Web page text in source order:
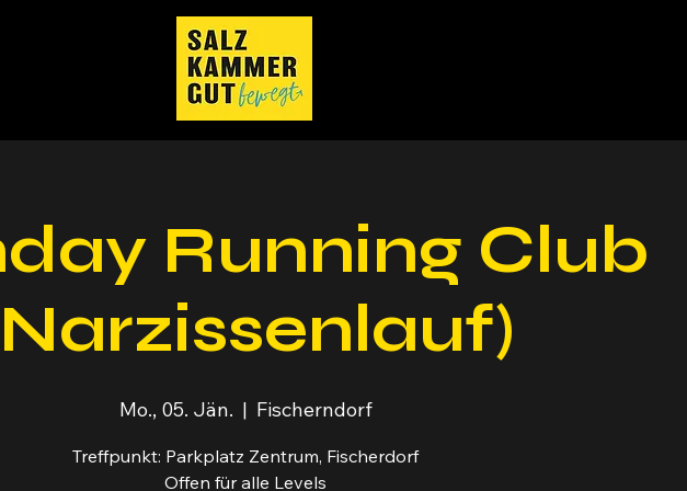
Running Club
Mo., 05. Jän.
  |
Fischerndorf
Treffpunkt: Parkplatz Zentrum, Fischerdorf
Offen für alle Levels